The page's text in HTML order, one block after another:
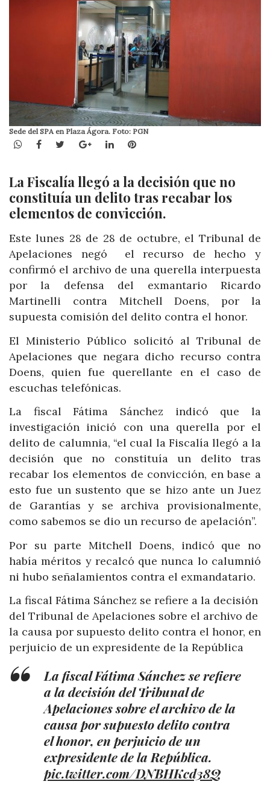
Sede del SPA en Plaza Ágora. Foto: PGN
WhatsApp
Facebook
TwitterGoogle+LinkedInPinterest
La Fiscalía llegó a la decisión que no
constituía un delito tras recabar los
elementos de convicción.
Este lunes 28 de 28 de octubre, el Tribunal de
Apelaciones negó el recurso de hecho y
confirmó el archivo de una querella interpuesta
por la defensa del exmantario Ricardo
Martinelli contra Mitchell Doens, por la
supuesta comisión del delito contra el honor.
El Ministerio Público solicitó al Tribunal de
Apelaciones que negara dicho recurso contra
Doens, quien fue querellante en el caso de
escuchas telefónicas.
La fiscal Fátima Sánchez indicó que la
investigación inició con una querella por el
delito de calumnia, “el cual la Fiscalía llegó a la
decisión que no constituía un delito tras
recabar los elementos de convicción, en base a
esto fue un sustento que se hizo ante un Juez
de Garantías y se archiva provisionalmente,
como sabemos se dio un recurso de apelación”.
Por su parte Mitchell Doens, indicó que no
había méritos y recalcó que nunca lo calumnió
ni hubo señalamientos contra el exmandatario.
La fiscal Fátima Sánchez se refiere a la decisión
del Tribunal de Apelaciones sobre el archivo de
la causa por supuesto delito contra el honor, en
perjuicio de un expresidente de la República
La fiscal Fátima Sánchez se refiere
a la decisión del Tribunal de
Apelaciones sobre el archivo de la
causa por supuesto delito contra
el honor, en perjuicio de un
expresidente de la República.
pic.twitter.com/DNBHKcd38Q